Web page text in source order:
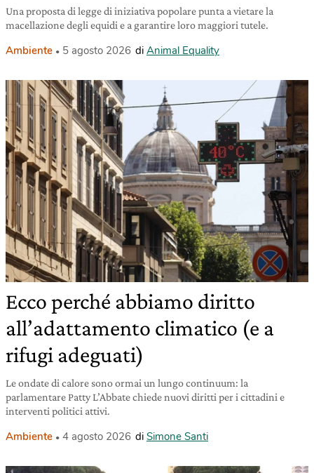
Una proposta di legge di iniziativa popolare punta a vietare la
macellazione degli equidi e a garantire loro maggiori tutele.
Ambiente 5 agosto 2026 di Animal Equality
Ecco perché abbiamo diritto
all’adattamento climatico (e a
rifugi adeguati)
Le ondate di calore sono ormai un lungo continuum: la
parlamentare Patty L’Abbate chiede nuovi diritti per i cittadini e
interventi politici attivi.
Ambiente 4 agosto 2026 di Simone Santi